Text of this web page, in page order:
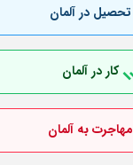
تحصیل در آلمان
کار در آلمان
مهاجرت به آلمان